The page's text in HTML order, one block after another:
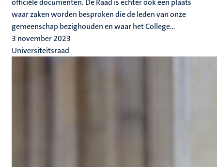
officiële documenten. De Raad is echter ook een plaats
waar zaken worden besproken die de leden van onze
gemeenschap bezighouden en waar het College...
3 november 2023
Universiteitsraad